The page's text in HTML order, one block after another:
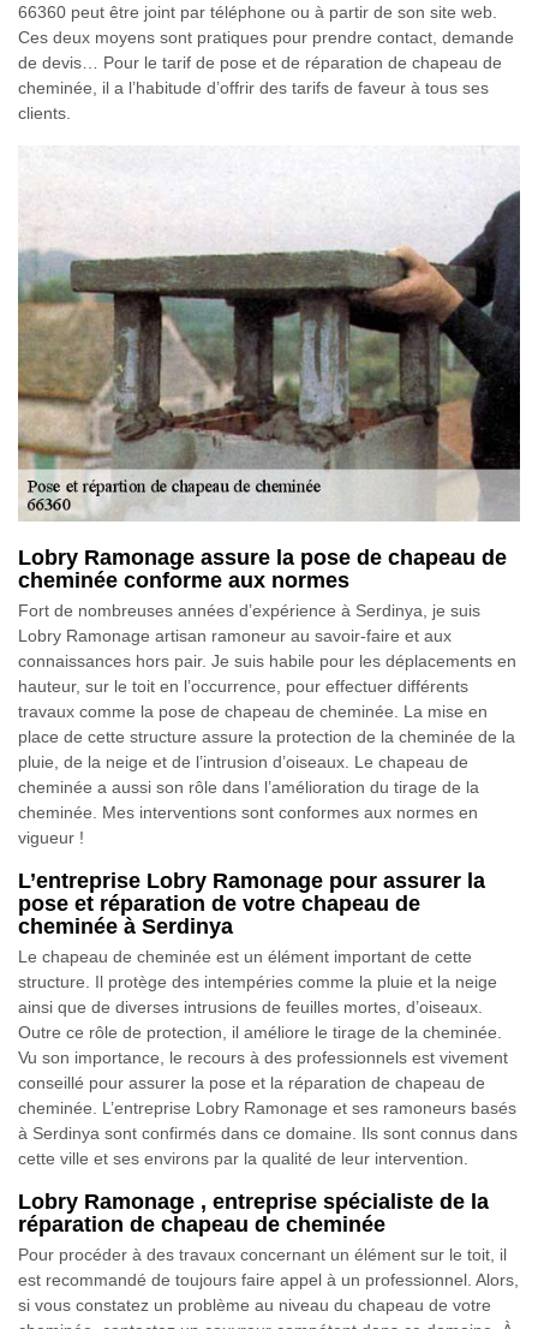
66360 peut être joint par téléphone ou à partir de son site web.
Ces deux moyens sont pratiques pour prendre contact, demande
de devis… Pour le tarif de pose et de réparation de chapeau de
cheminée, il a l’habitude d’offrir des tarifs de faveur à tous ses
clients.
Lobry Ramonage assure la pose de chapeau de
cheminée conforme aux normes
Fort de nombreuses années d’expérience à Serdinya, je suis
Lobry Ramonage artisan ramoneur au savoir-faire et aux
connaissances hors pair. Je suis habile pour les déplacements en
hauteur, sur le toit en l’occurrence, pour effectuer différents
travaux comme la pose de chapeau de cheminée. La mise en
place de cette structure assure la protection de la cheminée de la
pluie, de la neige et de l’intrusion d’oiseaux. Le chapeau de
cheminée a aussi son rôle dans l’amélioration du tirage de la
cheminée. Mes interventions sont conformes aux normes en
vigueur !
L’entreprise Lobry Ramonage pour assurer la
pose et réparation de votre chapeau de
cheminée à Serdinya
Le chapeau de cheminée est un élément important de cette
structure. Il protège des intempéries comme la pluie et la neige
ainsi que de diverses intrusions de feuilles mortes, d’oiseaux.
Outre ce rôle de protection, il améliore le tirage de la cheminée.
Vu son importance, le recours à des professionnels est vivement
conseillé pour assurer la pose et la réparation de chapeau de
cheminée. L’entreprise Lobry Ramonage et ses ramoneurs basés
à Serdinya sont confirmés dans ce domaine. Ils sont connus dans
cette ville et ses environs par la qualité de leur intervention.
Lobry Ramonage , entreprise spécialiste de la
réparation de chapeau de cheminée
Pour procéder à des travaux concernant un élément sur le toit, il
est recommandé de toujours faire appel à un professionnel. Alors,
si vous constatez un problème au niveau du chapeau de votre